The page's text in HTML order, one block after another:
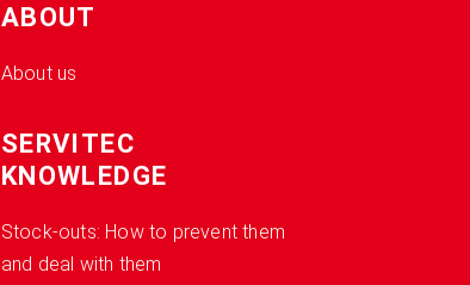
ABOUT
About us
SERVITEC
KNOWLEDGE
Stock-outs: How to prevent them
and deal with them